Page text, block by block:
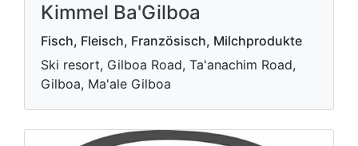
Kimmel Ba'Gilboa
Fisch, Fleisch, Französisch, Milchprodukte
Ski resort, Gilboa Road, Ta'anachim Road,
Gilboa, Ma'ale Gilboa